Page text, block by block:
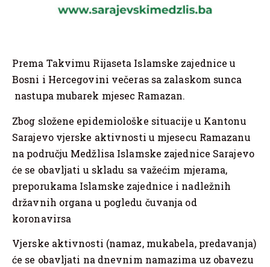
Prema Takvimu Rijaseta Islamske zajednice u
Bosni i Hercegovini večeras sa zalaskom sunca
nastupa mubarek mjesec Ramazan.
Zbog složene epidemiološke situacije u Kantonu
Sarajevo vjerske aktivnosti u mjesecu Ramazanu
na području Medžlisa Islamske zajednice Sarajevo
će se obavljati u skladu sa važećim mjerama,
preporukama Islamske zajednice i nadležnih
državnih organa u pogledu čuvanja od
koronavirsa
Vjerske aktivnosti (namaz, mukabela, predavanja)
će se obavljati na dnevnim namazima uz obavezu